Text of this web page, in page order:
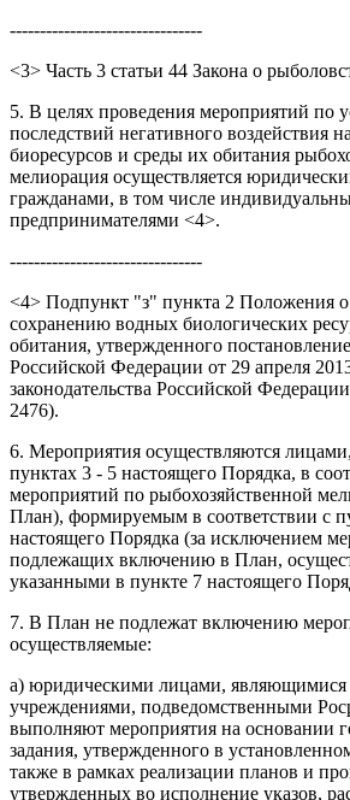
--------------------------------
<3> Часть 3 статьи 44 Закона о
5. В целях проведения мероприятий по
последствий негативного воздействия
биоресурсов и среды их обитания
мелиорация осуществляется
гражданами, в том числе
предпринимателями <4>.
--------------------------------
<4> Подпункт "з" пункта 2 Положения
сохранению водных биологических
обитания, утвержденного
Российской Федерации от 29 апреля
законодательства Российской
2476).
6. Мероприятия осуществляются
пунктах 3 - 5 настоящего Порядка, в
мероприятий по рыбохозяйственной
План), формируемым в соответствии с
настоящего Порядка (за исключением
подлежащих включению в План,
указанными в пункте 7 настоящего
7. В План не подлежат включению
осуществляемые:
а) юридическими лицами,
учреждениями, подведомственными
выполняют мероприятия на основании
задания, утвержденного в
также в рамках реализации планов и
утвержденных во исполнение указов,